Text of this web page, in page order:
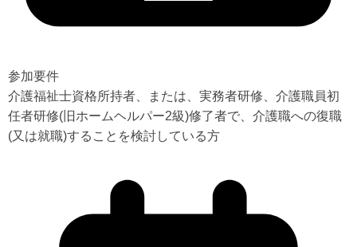
参加要件
介護福祉士資格所持者、または、実務者研修、介護職員初
任者研修(旧ホームヘルパー2級)修了者で、介護職への復職
(又は就職)することを検討している方